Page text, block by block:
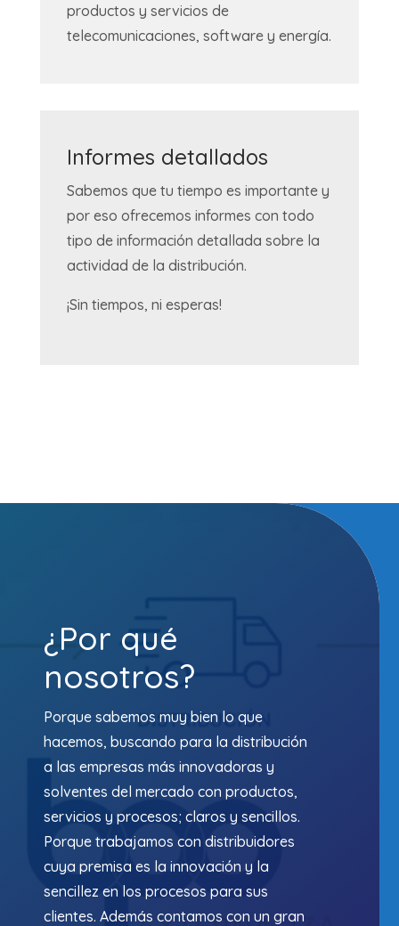
productos y servicios de
telecomunicaciones, software y energía.
Informes detallados
Sabemos que tu tiempo es importante y
por eso ofrecemos informes con todo
tipo de información detallada sobre la
actividad de la distribución.
¡Sin tiempos, ni esperas!
¿Por qué
nosotros?
Porque sabemos muy bien lo que
hacemos, buscando para la distribución
a las empresas más innovadoras y
solventes del mercado con productos,
servicios y procesos; claros y sencillos.
Porque trabajamos con distribuidores
cuya premisa es la innovación y la
sencillez en los procesos para sus
clientes. Además contamos con un gran